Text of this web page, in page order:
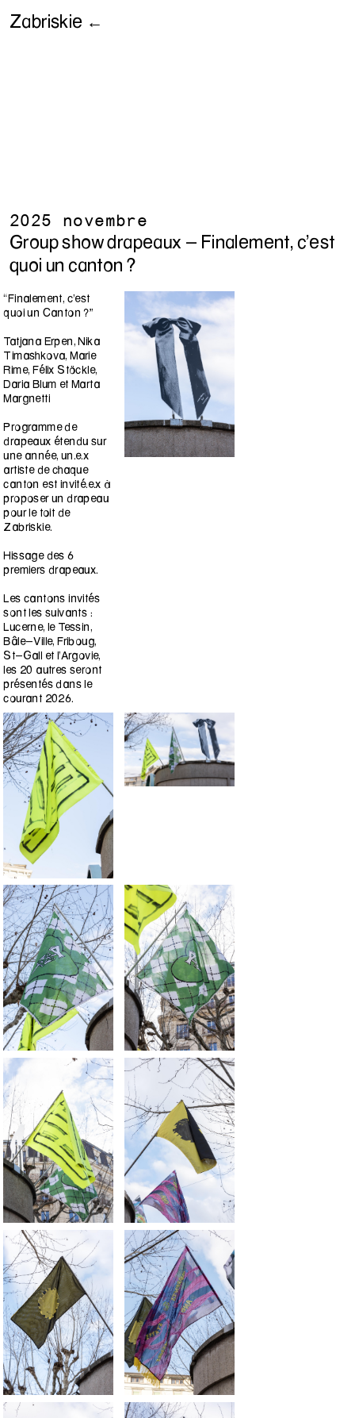
Zabriskie ←
2025 novembre
Group show drapeaux - Finalement, c'est
quoi un canton ?
“Finalement, c’est
quoi un Canton ?”
Tatjana Erpen, Nika
Timashkova, Marie
Rime, Félix Stöckle,
Daria Blum et Marta
Margnetti
Programme de
drapeaux étendu sur
une année, un.e.x
artiste de chaque
canton est invité.e.x à
proposer un drapeau
pour le toit de
Zabriskie.
Hissage des 6
premiers drapeaux.
Les cantons invités
sont les suivants :
Lucerne, le Tessin,
Bâle-Ville, Friboug,
St-Gall et l’Argovie,
les 20 autres seront
présentés dans le
courant 2026.